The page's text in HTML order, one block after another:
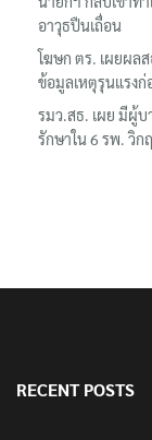
อาวุธปืนเถื่อน
โฆษก ตร. เผยผล
ข้อมูลเหตุรุนแรง
รมว.สธ. เผย มีผู้บ
รักษาใน 6 รพ. วิก
RECENT POSTS